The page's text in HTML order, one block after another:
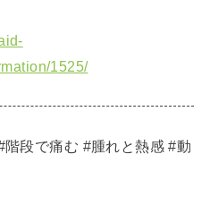
1525/
段で痛む #腫れと熱感 #動